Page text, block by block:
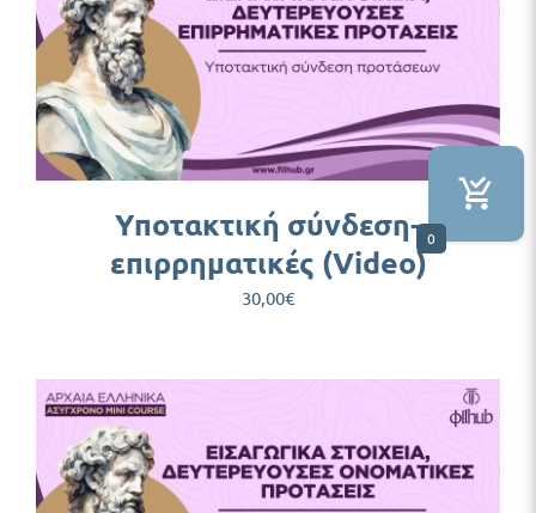
Υποτακτική σύνδεση-
επιρρηματικές (Video)
30,00€
0